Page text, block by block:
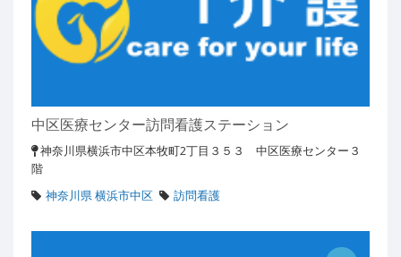
中区医療センター訪問看護ステーション
神奈川県横浜市中区本牧町2丁目３５３ 中区医療センター３
階
神奈川県 横浜市中区
訪問看護